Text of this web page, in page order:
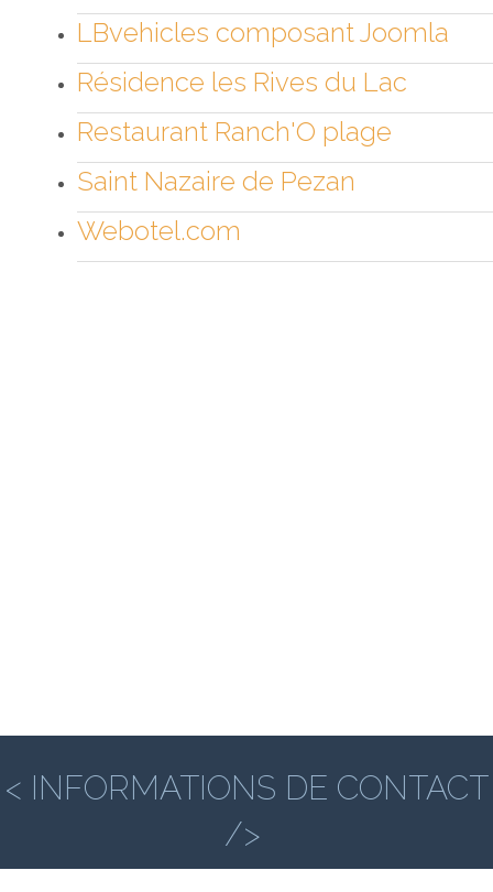
LBvehicles composant Joomla
Résidence les Rives du Lac
Restaurant Ranch'O plage
Saint Nazaire de Pezan
Webotel.com
< INFORMATIONS DE CONTACT
/>